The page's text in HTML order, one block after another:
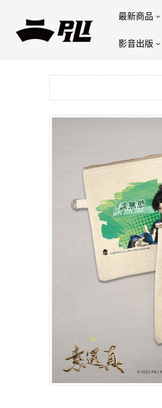
最新商品
影音出版